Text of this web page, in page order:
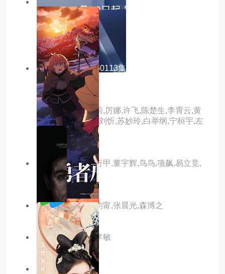
更新至04集
看得见风景的窗
主演：张雪迎,高至霆
8.0分 更新至20260113集
因为是想写成歌
主演：何洁,黄雅莉,厉娜,许飞,陈楚生,李霄云,黄
英,曾轶可,段林希,刘忻,苏妙玲,白举纲,宁桓宇,左
主演：陈丹青,陈行甲,董宇辉,鸟鸟,项飙,易立竞,
张昊辰,张越
主演：张鲁一,张钧甯,张晨光,森博之
主演：陈张太康,李敏
7.0分 更新至02集